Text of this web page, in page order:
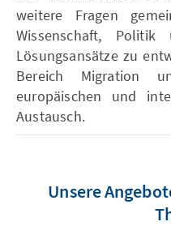
weitere Fragen
Wissenschaft,
Lösungsansätze zu
Bereich Migration
europäischen und
Austausch.
Unsere